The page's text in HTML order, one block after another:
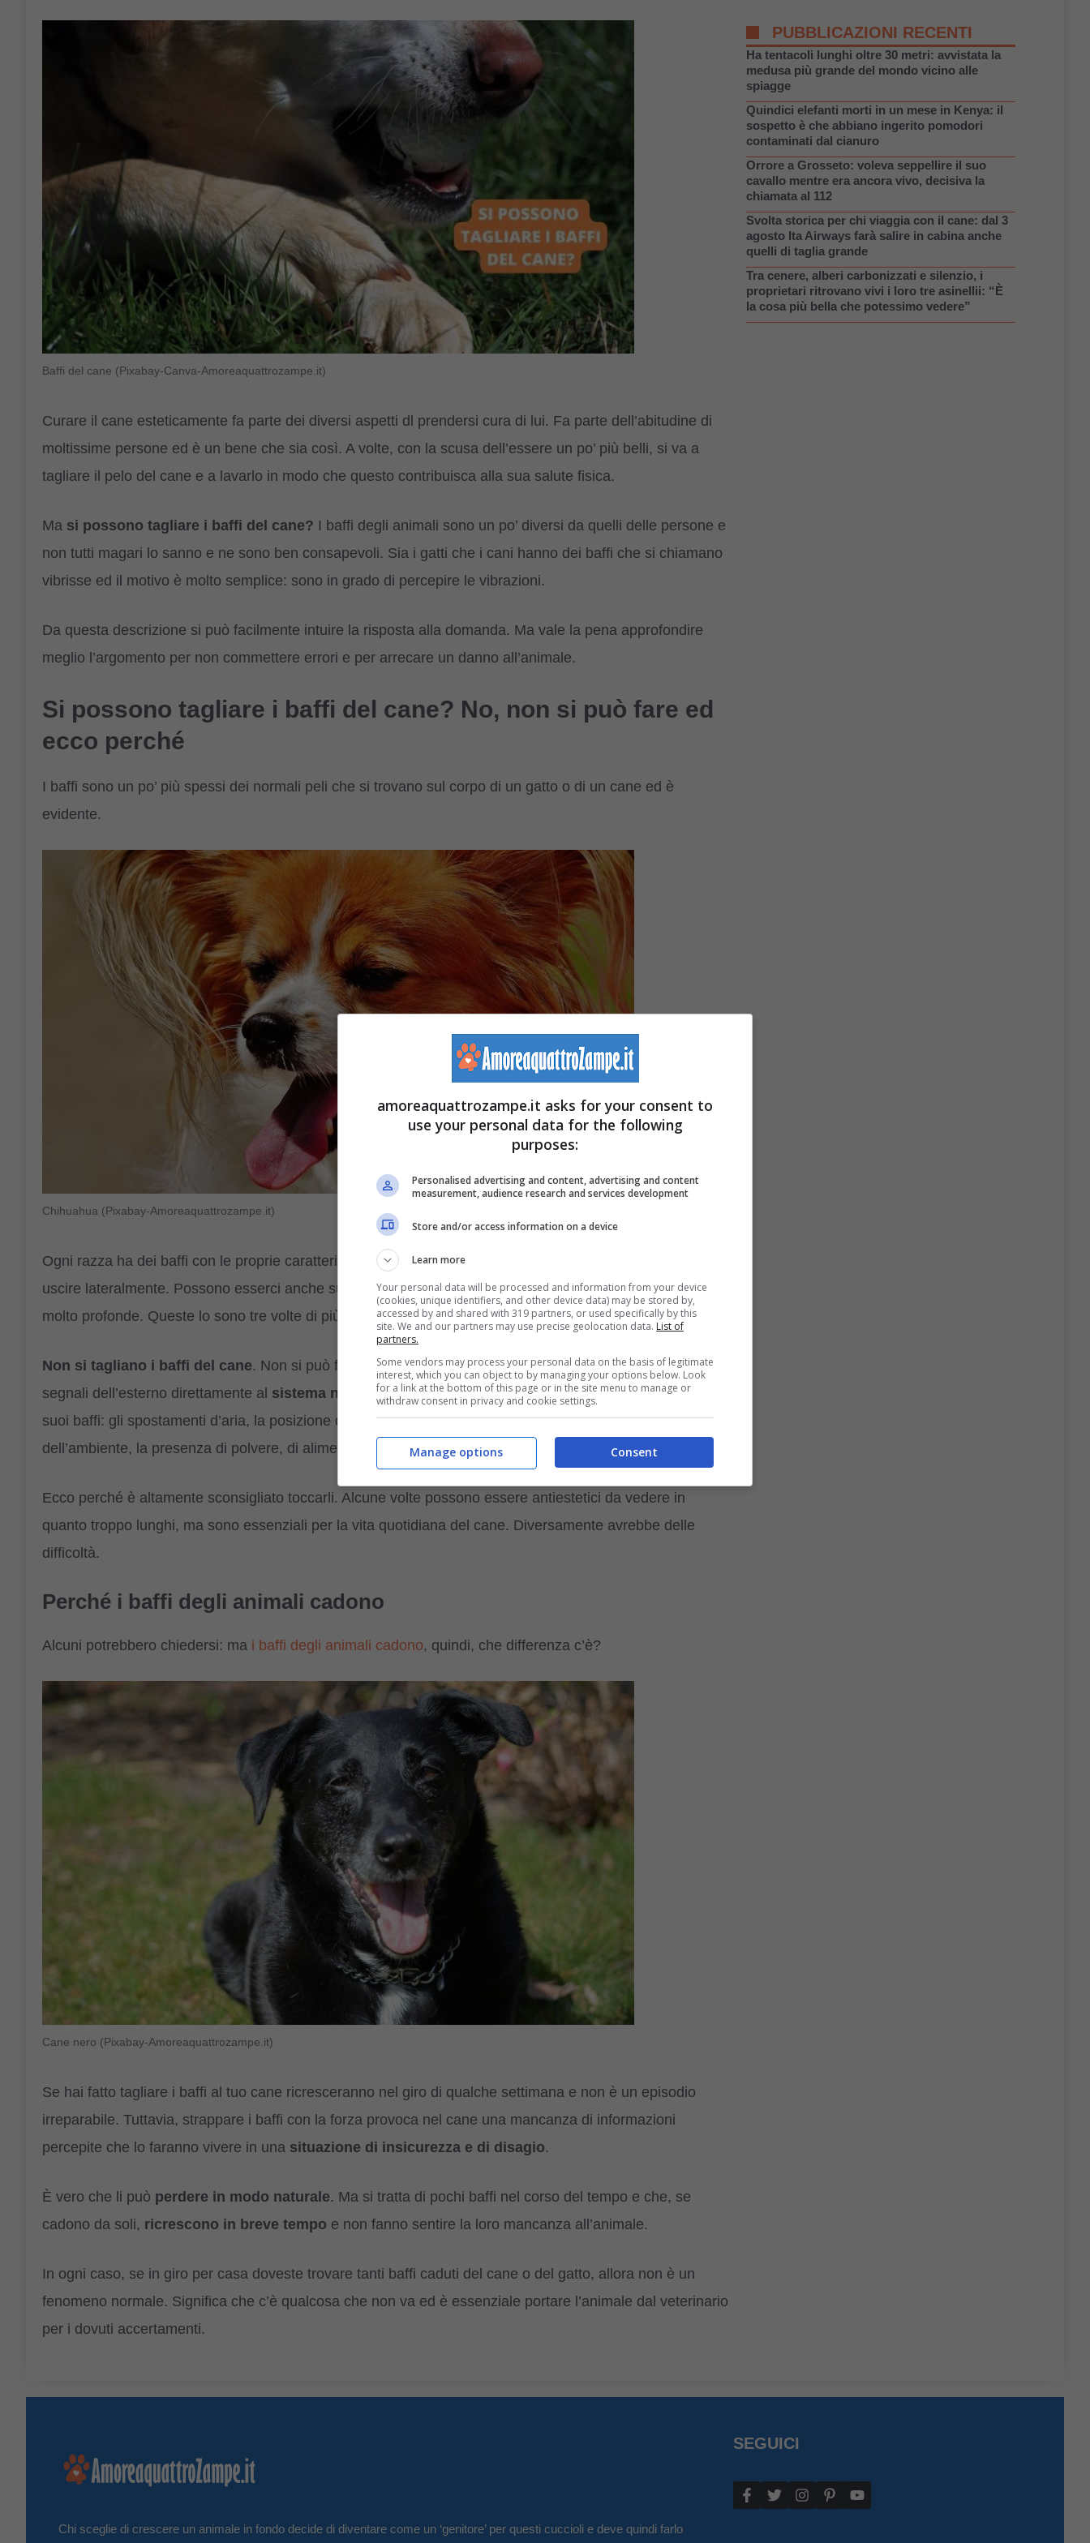
Baffi del cane (Pixabay-Canva-Amoreaquattrozampe.it)
Curare il cane esteticamente fa parte dei diversi aspetti dl prendersi cura di lui. Fa parte dell’abitudine di
moltissime persone ed è un bene che sia così. A volte, con la scusa dell’essere un po’ più belli, si va a
tagliare il pelo del cane e a lavarlo in modo che questo contribuisca alla sua salute fisica.
Ma si possono tagliare i baffi del cane? I baffi degli animali sono un po’ diversi da quelli delle persone e
non tutti magari lo sanno e ne sono ben consapevoli. Sia i gatti che i cani hanno dei baffi che si chiamano
vibrisse ed il motivo è molto semplice: sono in grado di percepire le vibrazioni.
Da questa descrizione si può facilmente intuire la risposta alla domanda. Ma vale la pena approfondire
meglio l’argomento per non commettere errori e per arrecare un danno all’animale.
Si possono tagliare i baffi del cane? No, non si può fare ed
ecco perché
I baffi sono un po’ più spessi dei normali peli che si trovano sul corpo di un gatto o di un cane ed è
evidente.
Chihuahua (Pixabay-Amoreaquattrozampe.it)
Ogni razza ha dei baffi con le proprie caratteristiche ma in genere sono lunghi e partono dal naso per
uscire lateralmente. Possono esserci anche sul mento e sulla bocca, sotto gli occhi e hanno delle radici
molto profonde. Queste lo sono tre volte di più dei normali peli che ricoprono il loro corpo.
Non si tagliano i baffi del cane. Non si può fare perché sono organi sensorialiche trasmettono i
segnali dell’esterno direttamente al sistema nervosodell’animale.Lui riesce a percepire molte cose
suoi baffi: gli spostamenti d’aria, la posizione degli oggetti, la loro temperatura, la temperatura
dell’ambiente, la presenza di polvere, di alimenti troppo caldi e tante altre cose.
Ecco perché è altamente sconsigliato toccarli. Alcune volte possono essere antiestetici da vedere in
quanto troppo lunghi, ma sono essenziali per la vita quotidiana del cane. Diversamente avrebbe delle
difficoltà.
Perché i baffi degli animali cadono
Alcuni potrebbero chiedersi: ma i baffi degli animali cadono, quindi, che differenza c’è?
Cane nero (Pixabay-Amoreaquattrozampe.it)
Se hai fatto tagliare i baffi al tuo cane ricresceranno nel giro di qualche settimana e non è un episodio
irreparabile. Tuttavia, strappare i baffi con la forza provoca nel cane una mancanza di informazioni
percepite che lo faranno vivere in una situazione di insicurezza e di disagio.
È vero che li può perdere in modo naturale. Ma si tratta di pochi baffi nel corso del tempo e che, se
cadono da soli, ricrescono in breve tempo e non fanno sentire la loro mancanza all’animale.
In ogni caso, se in giro per casa doveste trovare tanti baffi caduti del cane o del gatto, allora non è un
fenomeno normale. Significa che c’è qualcosa che non va ed è essenziale portare l’animale dal veterinario
per i dovuti accertamenti.
PUBBLICAZIONI RECENTI
Ha tentacoli lunghi oltre 30 metri: avvistata la
medusa più grande del mondo vicino alle
spiagge
Quindici elefanti morti in un mese in Kenya: il
sospetto è che abbiano ingerito pomodori
contaminati dal cianuro
Orrore a Grosseto: voleva seppellire il suo
cavallo mentre era ancora vivo, decisiva la
chiamata al 112
Svolta storica per chi viaggia con il cane: dal 3
agosto Ita Airways farà salire in cabina anche
quelli di taglia grande
Tra cenere, alberi carbonizzati e silenzio, i
proprietari ritrovano vivi i loro tre asinellii: “È
la cosa più bella che potessimo vedere”
Chi sceglie di crescere un animale in fondo decide di diventare come un ‘genitore’ per questi cuccioli e deve quindi farlo
SEGUICI
amoreaquattrozampe.it asks for your consent to
use your personal data for the following
purposes:
Personalised advertising and content, advertising and content
measurement, audience research and services development
Store and/or access information on a device
Learn more
Your personal data will be processed and information from your device
(cookies, unique identifiers, and other device data) may be stored by,
accessed by and shared with 319 partners, or used specifically by this
site. We and our partners may use precise geolocation data. List of
partners.
Some vendors may process your personal data on the basis of legitimate
interest, which you can object to by managing your options below. Look
for a link at the bottom of this page or in the site menu to manage or
withdraw consent in privacy and cookie settings.
Consent
Manage options